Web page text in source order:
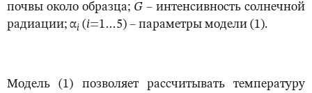
почвы около образца; G – интенсивность солнечной
радиации; αi (i=1…5) – параметры модели (1).
Модель (1) позволяет рассчитывать температуру